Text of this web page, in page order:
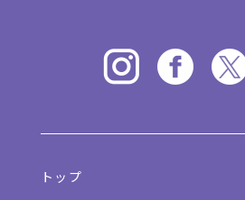
トップ